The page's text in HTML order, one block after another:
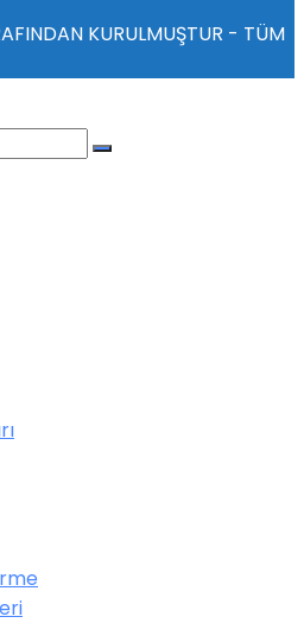
KURULMUŞTUR - TÜM